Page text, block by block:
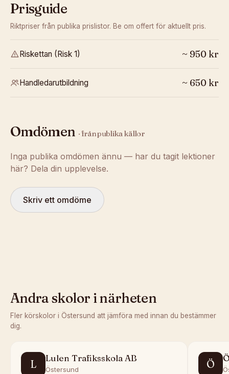
Prisguide
Riktpriser från publika prislistor. Be om offert för aktuellt pris.
Riskettan (Risk 1) ~ 950 kr
Handledarutbildning ~ 650 kr
Omdömen · från publika källor
Inga publika omdömen ännu — har du tagit lektioner
här? Dela din upplevelse.
Skriv ett omdöme
Andra skolor i närheten
Fler körskolor i Östersund att jämföra med innan du bestämmer
dig.
L Lulen Trafiksskola AB
Östersund Ö